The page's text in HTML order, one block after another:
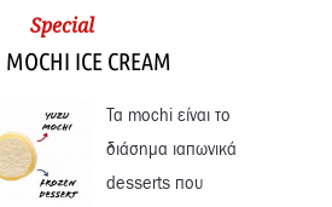
Special
MOCHI ICE CREAM
Τα mochi είναι το
διάσημα ιαπωνικά
desserts που